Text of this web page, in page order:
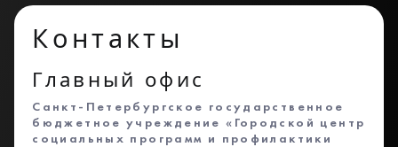
Контакты
Главный офис
Санкт-Петербургское государственное
бюджетное учреждение «Городской центр
социальных программ и профилактики